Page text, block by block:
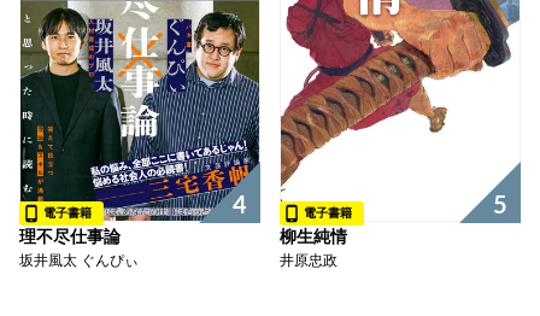
4
電子書籍
理不尽仕事論
坂井風太 ぐんぴぃ
5
電子書籍
柳生純情
井原忠政